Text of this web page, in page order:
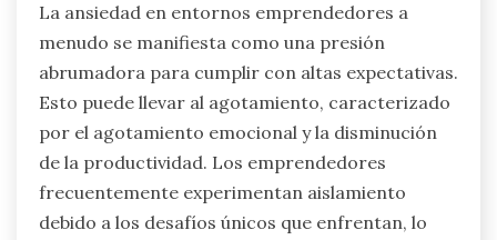
La ansiedad en entornos emprendedores a
menudo se manifiesta como una presión
abrumadora para cumplir con altas expectativas.
Esto puede llevar al agotamiento, caracterizado
por el agotamiento emocional y la disminución
de la productividad. Los emprendedores
frecuentemente experimentan aislamiento
debido a los desafíos únicos que enfrentan, lo